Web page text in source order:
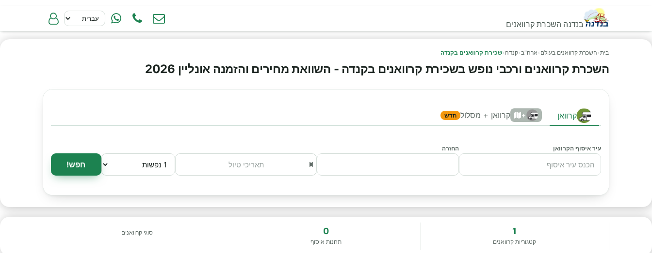
בנדנה השכרת קרוואנים
בית› השכרת קרוואנים בעולם › ארה"ב›קנדה ›שכירת קרוואנים בקנדה
השכרת קרוואנים ורכבי נופש בשכירת קרוואנים בקנדה - השוואת מחירים והזמנה אונליין 2026
קרוואן + קרוואן + מסלול חדש
עיר איסוף הקרוואן החזרה
חפש!
1
קטגוריות קרוואנים
0
תחנות איסוף
סוגי קרוואנים